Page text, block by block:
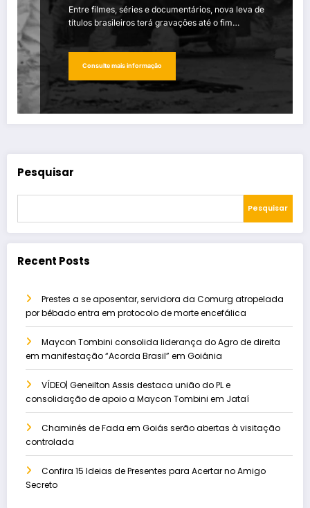
Entre filmes, séries e documentários, nova leva de
títulos brasileiros terá gravações até o fim…
Consulte mais informação
Pesquisar
Pesquisar
Recent Posts
Prestes a se aposentar, servidora da Comurg atropelada
por bêbado entra em protocolo de morte encefálica
Maycon Tombini consolida liderança do Agro de direita
em manifestação “Acorda Brasil” em Goiânia
VÍDEO| Geneilton Assis destaca união do PL e
consolidação de apoio a Maycon Tombini em Jataí
Chaminés de Fada em Goiás serão abertas à visitação
controlada
Confira 15 Ideias de Presentes para Acertar no Amigo
Secreto